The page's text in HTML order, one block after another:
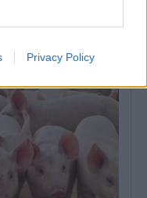
Privacy Policy
ao Governo a criação de